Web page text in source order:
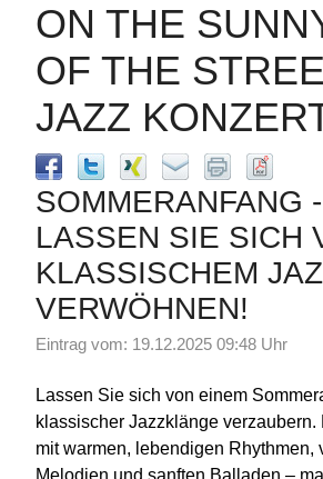
ON THE
OF THE
JAZZ
SOMMERANFANG -
LASSEN SIE SICH
KLASSISCHEM
VERWÖHNEN!
Eintrag vom: 19.12.2025 09:48 Uhr
Lassen Sie sich von einem
klassischer Jazzklänge verzaubern.
mit warmen, lebendigen Rhythmen,
Melodien und sanften Balladen –